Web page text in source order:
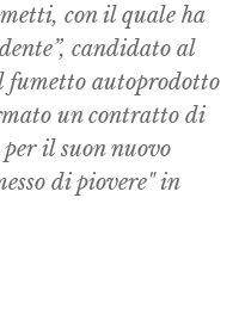
con il quale ha
candidato al
fumetto autoprodotto
un contratto di
il suon nuovo
di piovere" in